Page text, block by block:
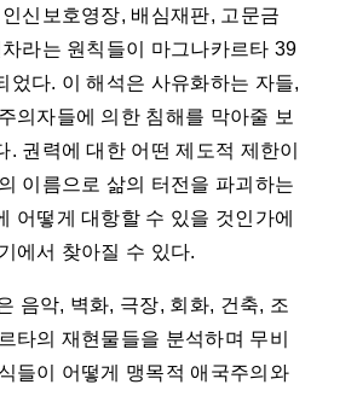
신보호영장, 배심재판, 고문금
라는 원칙들이 마그나카르타 39
었다. 이 해석은 사유화하는 자들,
의자들에 의한 침해를 막아줄 보
. 권력에 대한 어떤 제도적 제한이
이름으로 삶의 터전을 파괴하는
어떻게 대항할 수 있을 것인가에
에서 찾아질 수 있다.
음악, 벽화, 극장, 회화, 건축, 조
타의 재현물들을 분석하며 무비
들이 어떻게 맹목적 애국주의와